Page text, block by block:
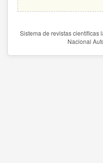
Sistema de revistas científicas
Nacional